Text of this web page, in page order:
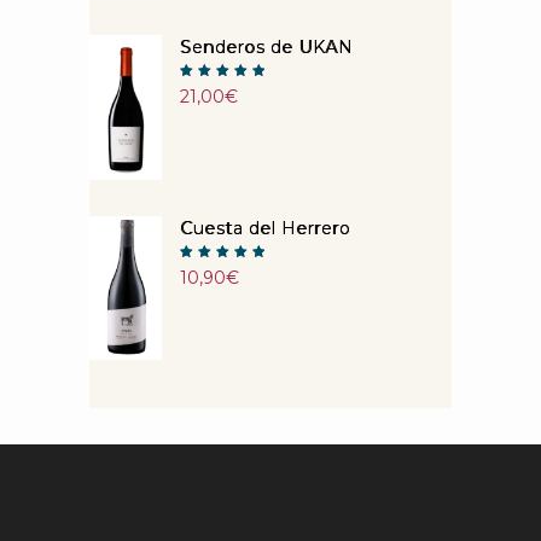
Senderos de UKAN
Note
5.00
21,00€
Cuesta del Herrero
Note
5.00
10,90€